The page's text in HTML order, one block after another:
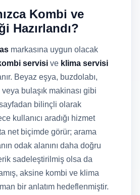
Kombi ve
Hazırlandı?
markasına uygun olacak
servisi ve klima servisi
Beyaz eşya, buzdolabı,
veya bulaşık makinası gibi
bilinçli olarak
kullanıcı aradığı hizmet
net biçimde görür; arama
odak alanını daha doğru
sadeleştirilmiş olsa da
aksine kombi ve klima
bir anlatım hedeflenmiştir.